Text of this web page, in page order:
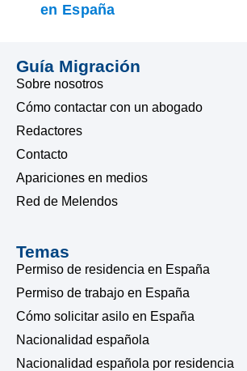
en España
Guía Migración
Sobre nosotros
Cómo contactar con un abogado
Redactores
Contacto
Apariciones en medios
Red de Melendos
Temas
Permiso de residencia en España
Permiso de trabajo en España
Cómo solicitar asilo en España
Nacionalidad española
Nacionalidad española por residencia